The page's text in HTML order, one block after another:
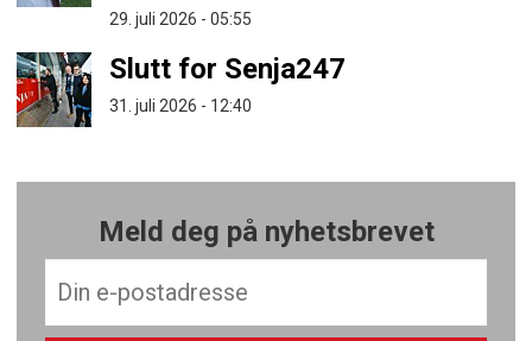
29. juli 2026 - 05:55
Slutt for Senja247
31. juli 2026 - 12:40
Meld deg på nyhetsbrevet